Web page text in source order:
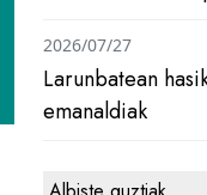
Larunbatean
emanaldiak
2026/07/27